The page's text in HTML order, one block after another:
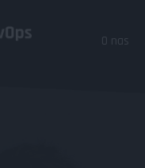
O nas